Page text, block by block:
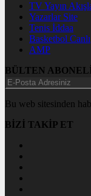
TV Yayın
Yazarlar Site
Tenis İddaa
Basketbol Canlı
AMP
BÜLTEN
Bu web sitesinden
BİZİ TAKİP ET